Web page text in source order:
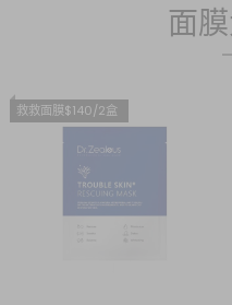
面
救救面膜$140/2盒